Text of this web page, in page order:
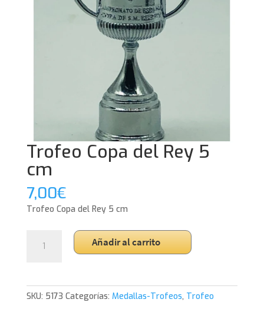
Trofeo Copa del Rey 5
cm
7,00€
Trofeo Copa del Rey 5 cm
Copa
5
Añadir al carrito
SKU: 5173 Categorías: Medallas-Trofeos, Trofeo